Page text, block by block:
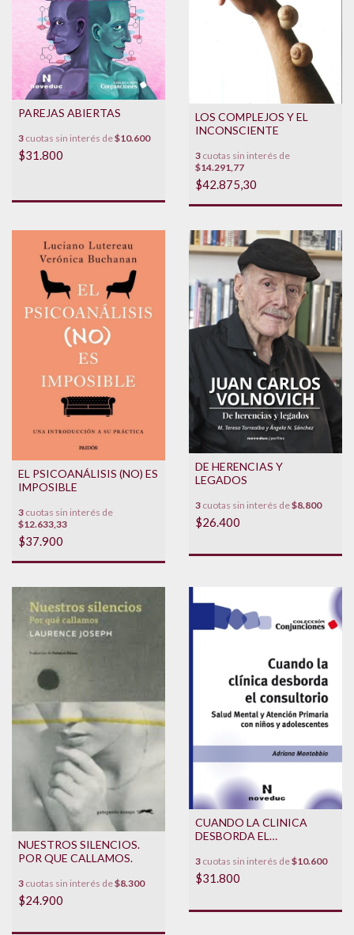
PAREJAS ABIERTAS
3 cuotas sin interés de$10.600
$31.800
LOS COMPLEJOS Y EL
INCONSCIENTE
3 cuotas sin interés de
$14.291,77
$42.875,30
EL PSICOANÁLISIS (NO) ES
IMPOSIBLE
3 cuotas sin interés de
$12.633,33
$37.900
DE HERENCIAS Y
LEGADOS
3 cuotas sin interés de$8.800
$26.400
NUESTROS SILENCIOS.
POR QUE CALLAMOS.
3 cuotas sin interés de$8.300
$24.900
CUANDO LA CLINICA
DESBORDA EL
3 cuotas sin interés de$10.600
$31.800